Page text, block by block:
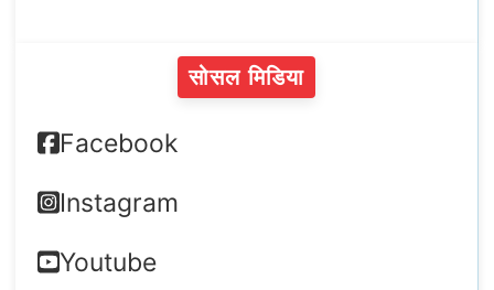
सोसल मिडिया
Facebook
Instagram
Youtube